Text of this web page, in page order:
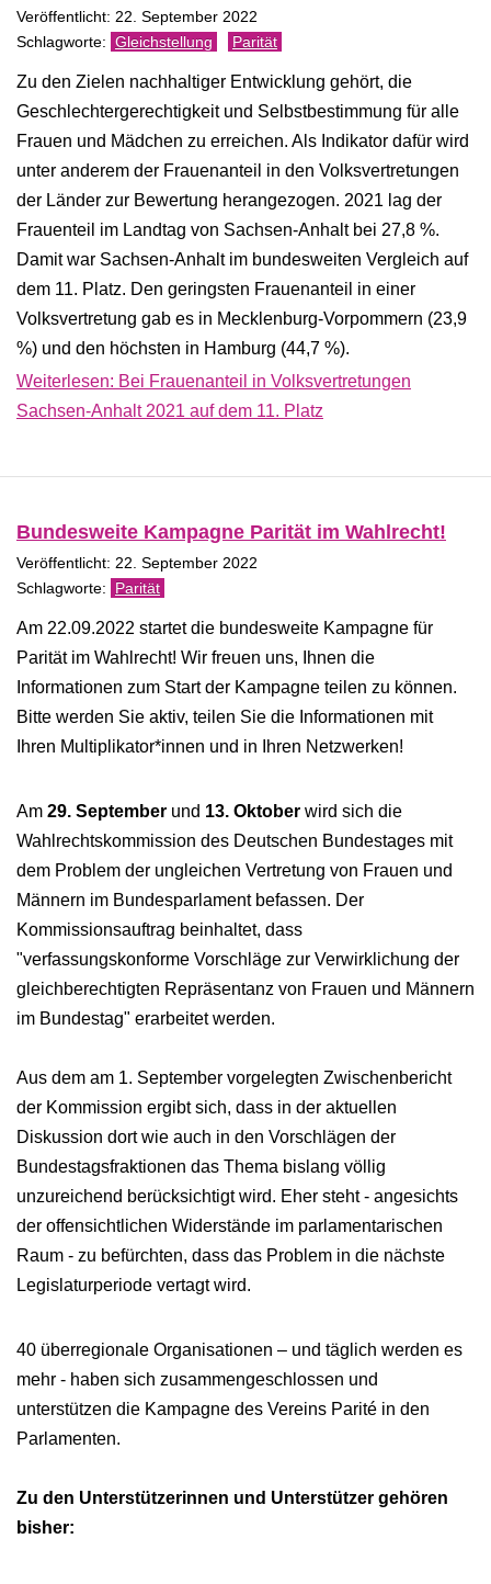
Veröffentlicht: 22. September 2022
Gleichstellung Parität
Zu den Zielen nachhaltiger Entwicklung gehört, die
Geschlechtergerechtigkeit und Selbstbestimmung für alle
Frauen und Mädchen zu erreichen. Als Indikator dafür wird
unter anderem der Frauenanteil in den Volksvertretungen
der Länder zur Bewertung herangezogen. 2021 lag der
Frauenteil im Landtag von Sachsen-Anhalt bei 27,8 %.
Damit war Sachsen-Anhalt im bundesweiten Vergleich auf
dem 11. Platz. Den geringsten Frauenanteil in einer
Volksvertretung gab es in Mecklenburg-Vorpommern (23,9
%) und den höchsten in Hamburg (44,7 %).
Weiterlesen: Bei Frauenanteil in Volksvertretungen
Sachsen-Anhalt 2021 auf dem 11. Platz
Bundesweite Kampagne Parität im Wahlrecht!
Veröffentlicht: 22. September 2022
Parität
Am 22.09.2022 startet die bundesweite Kampagne für
Parität im Wahlrecht! Wir freuen uns, Ihnen die
Informationen zum Start der Kampagne teilen zu können.
Bitte werden Sie aktiv, teilen Sie die Informationen mit
Ihren Multiplikator*innen und in Ihren Netzwerken!
Am 29. September und 13. Oktober wird sich die
Wahlrechtskommission des Deutschen Bundestages mit
dem Problem der ungleichen Vertretung von Frauen und
Männern im Bundesparlament befassen. Der
Kommissionsauftrag beinhaltet, dass
"verfassungskonforme Vorschläge zur Verwirklichung der
gleichberechtigten Repräsentanz von Frauen und Männern
im Bundestag" erarbeitet werden.
Aus dem am 1. September vorgelegten Zwischenbericht
der Kommission ergibt sich, dass in der aktuellen
Diskussion dort wie auch in den Vorschlägen der
Bundestagsfraktionen das Thema bislang völlig
unzureichend berücksichtigt wird. Eher steht - angesichts
der offensichtlichen Widerstände im parlamentarischen
Raum - zu befürchten, dass das Problem in die nächste
Legislaturperiode vertagt wird.
40 überregionale Organisationen – und täglich werden es
mehr - haben sich zusammengeschlossen und
unterstützen die Kampagne des Vereins Parité in den
Parlamenten.
Zu den Unterstützerinnen und Unterstützer gehören
bisher: